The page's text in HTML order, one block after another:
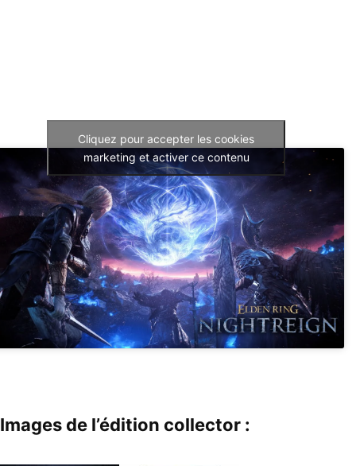
Cliquez pour accepter les cookies
marketing et activer ce contenu
Images de l’édition collector :